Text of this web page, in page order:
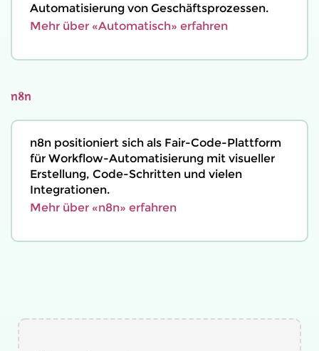
Automatisierung von Geschäftsprozessen.
Mehr über «Automatisch» erfahren
n8n
n8n positioniert sich als Fair-Code-Plattform
für Workflow-Automatisierung mit visueller
Erstellung, Code-Schritten und vielen
Integrationen.
Mehr über «n8n» erfahren